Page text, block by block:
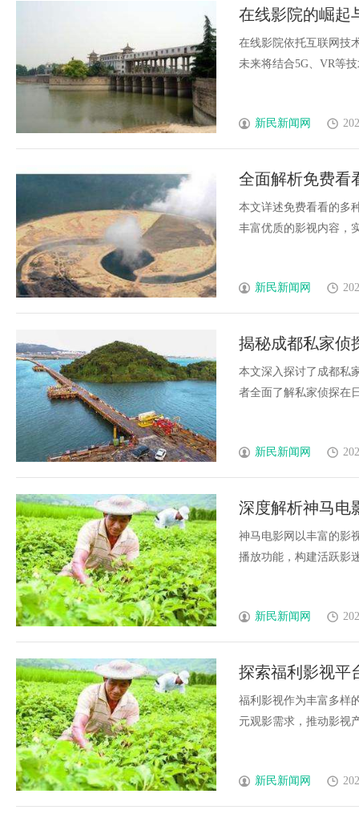
在线影院的崛起
在线影院依托互联网技
未来将结合5G、VR等
新民新闻网
全面解析免费看
本文详述免费看看的多
丰富优质的影视内容，
新民新闻网
揭秘成都私家侦
本文深入探讨了成都私
者全面了解私家侦探在
新民新闻网
深度解析神马电
现
神马电影网以丰富的影
播放功能，构建活跃影
新民新闻网
探索福利影视平
福利影视作为丰富多样
元观影需求，推动影视
新民新闻网